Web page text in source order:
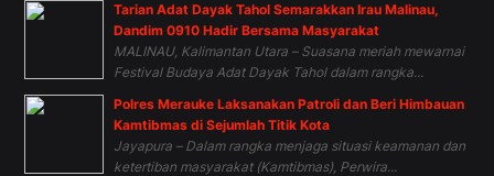
Tarian Adat Dayak Tahol Semarakkan Irau Malinau,
Dandim 0910 Hadir Bersama Masyarakat
MALINAU, Kalimantan Utara – Suasana meriah mewarnai
Festival Budaya Adat Dayak Tahol dalam rangka...
Polres Merauke Laksanakan Patroli dan Beri Himbauan
Kamtibmas di Sejumlah Titik Kota
Jayapura – Dalam rangka menjaga situasi keamanan dan
ketertiban masyarakat (Kamtibmas), Perwira...